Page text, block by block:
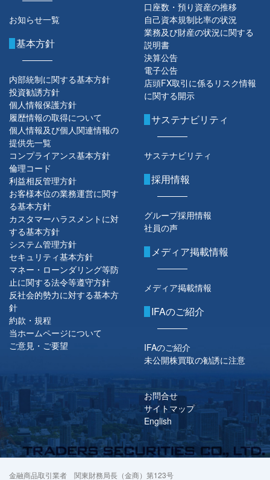
お知らせ一覧
口座数・預り資産の推移
自己資本規制比率の状況
業務及び財産の状況に関する
説明書
決算公告
電子公告
店頭FX取引に係るリスク情報
に関する開示
基本方針
内部統制に関する基本方針
投資勧誘方針
個人情報保護方針
履歴情報の取得について
個人情報及び個人関連情報の
提供先一覧
コンプライアンス基本方針
倫理コード
利益相反管理方針
お客様本位の業務運営に関す
る基本方針
カスタマーハラスメントに対
する基本方針
システム管理方針
セキュリティ基本方針
マネー・ローンダリング等防
止に関する法令等遵守方針
反社会的勢力に対する基本方
針
約款・規程
当ホームページについて
ご意見・ご要望
サステナビリティ
サステナビリティ
採用情報
グループ採用情報
社員の声
メディア掲載情報
メディア掲載情報
IFAのご紹介
IFAのご紹介
未公開株買取の勧誘に注意
お問合せ
サイトマップ
English
金融商品取引業者 関東財務局長（金商）第123号